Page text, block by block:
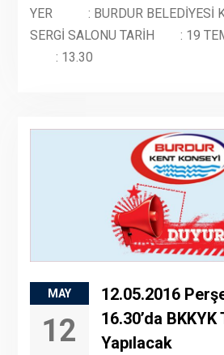
YER : BURDUR BELEDİYESİ
SERGİ SALONU TARİH : 19
: 13.30
MAY
12
12.05.2016
16.30’da BKKYK
Yapılacak